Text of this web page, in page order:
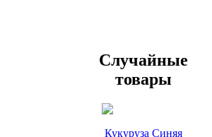
Случайные
товары
Кукуруза Синяя